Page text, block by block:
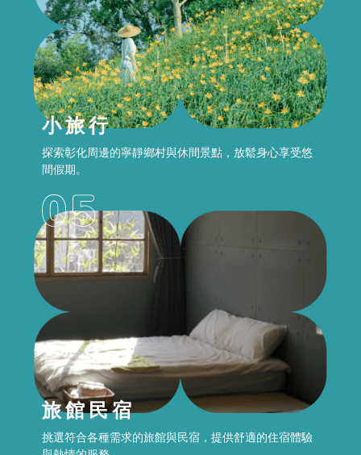
小旅行
探索彰化周邊的寧靜鄉村與休間景點，放鬆身心享受悠
間假期。
旅館民宿
挑選符合各種需求的旅館與民宿，提供舒適的住宿體驗